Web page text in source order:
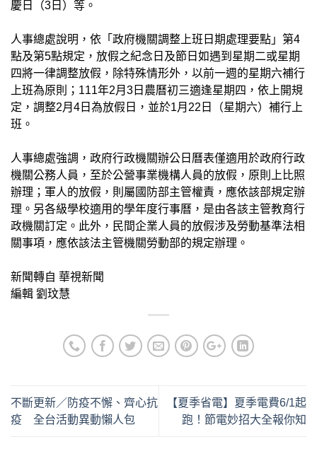
慶日（3日）等。
人事總處說明，依「政府機關調整上班日期處理要點」第4
點及第5點規定，放假之紀念日及節日如遇到星期二或星期
四將一律調整放假，除特殊情形外，以前一週的星期六補行
上班為原則；111年2月3日農曆初三適逢星期四，依上開規
定，調整2月4日為放假日，並於1月22日（星期六）補行上
班。
人事總處強調，政府行政機關辦公日曆表僅適用於政府行政
機關公務人員，至於公營事業機構人員的放假，原則上比照
辦理；軍人的放假，則屬國防部主管權責，應依該部規定辦
理。另各級學校適用的學年度行事曆，是由各該主管教育行
政機關訂定。此外，民間企業人員的放假涉及勞動基準法相
關事項，應依該法主管機關勞動部的規定辦理。
新聞轉自 華視新聞
編輯 劉玟慧
不斷更新／防疫不懈、齊心抗
疫 全台活動異動懶人包
【夏季省電】夏季電費6/1起
跑！節電妙招大全報你知